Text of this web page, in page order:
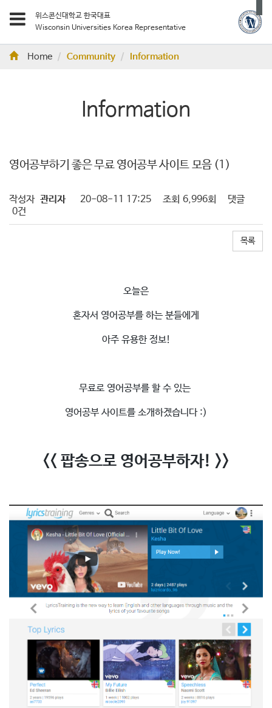
위스콘신대학교 한국대표
Wisconsin Universities Korea Representative
Home Community Information
Information
영어공부하기 좋은 무료 영어공부 사이트 모음 (1)
작성자 관리자 20-08-11 17:25 조회 6,996회
댓글
0건
목록
오늘은
혼자서 영어공부를 하는 분들에게
아주 유용한 정보!
무료로 영어공부를 할 수 있는
영어공부 사이트를 소개하겠습니다 :)
<< 팝송으로 영어공부하자! >>